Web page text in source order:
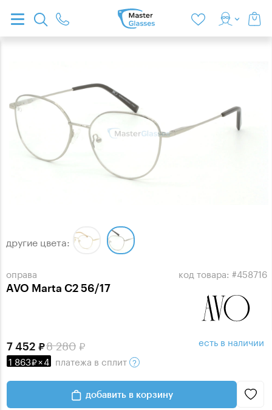
оправа
AVO Marta C2 56/17
код товара: #458716
другие цвета:
8 280
7 452
1 863 ×4 платежа в сплит
есть в наличии
добавить в корзину